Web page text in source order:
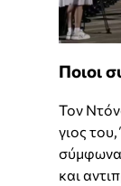
Ποιοι
Τον
γιος
σύμφωνα
και